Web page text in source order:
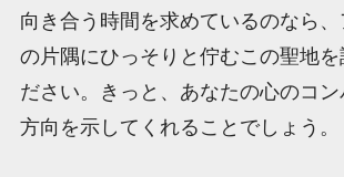
向き合う時間を求めているのなら
の片隅にひっそりと佇むこの聖地を
ださい。きっと、あなたの心のコ
方向を示してくれることでしょう。